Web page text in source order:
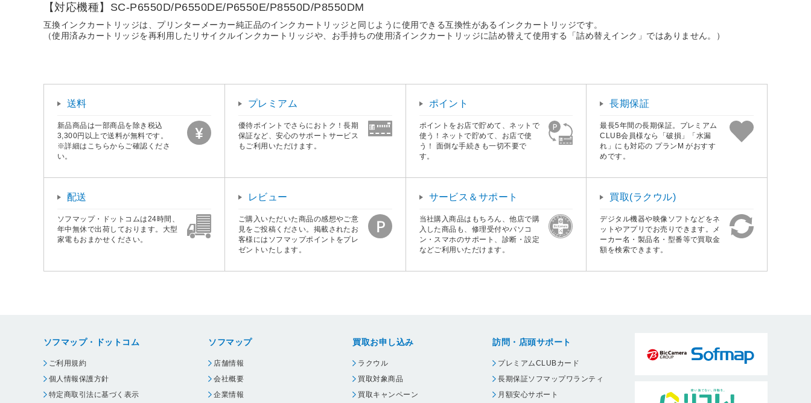
【対応機種】SC-P6550D/P6550DE/P6550E/P8550D/P8550DM
互換インクカートリッジは、プリンターメーカー純正品のインクカートリッジと同じように使用できる互換性があるインクカートリッジです。
（使用済みカートリッジを再利用したリサイクルインクカートリッジや、お手持ちの使用済インクカートリッジに詰め替えて使用する「詰め替えインク」ではありません。）
送料
新品商品は一部商品を除き税込
3,300円以上で送料が無料です。
※詳細はこちらからご確認くださ
い。
プレミアム
優待ポイントでさらにおトク！長期
保証など、安心のサポートサービス
もご利用いただけます。
ポイント
ポイントをお店で貯めて、ネットで
使う！ネットで貯めて、お店で使
う！ 面倒な手続きも一切不要で
す。
長期保証
最長5年間の長期保証。プレミアム
CLUB会員様なら「破損」「水漏
れ」にも対応の プランM がおすす
めです。
配送
ソフマップ・ドットコムは24時間、
年中無休で出荷しております。大型
家電もおまかせください。
レビュー
ご購入いただいた商品の感想やご意
見をご投稿ください。掲載されたお
客様にはソフマップポイントをプレ
ゼントいたします。
サービス＆サポート
当社購入商品はもちろん、他店で購
入した商品も、修理受付やパソコ
ン・スマホのサポート、診断・設定
などご利用いただけます。
買取(ラクウル)
デジタル機器や映像ソフトなどをネ
ットやアプリでお売りできます。メ
ーカー名・製品名・型番等で買取金
額を検索できます。
ソフマップ・ドットコム
ご利用規約
個人情報保護方針
特定商取引法に基づく表示
ソフマップ
店舗情報
会社概要
企業情報
買取お申し込み
ラクウル
買取対象商品
買取キャンペーン
訪問・店頭サポート
プレミアムCLUBカード
長期保証ソフマップワランティ
月額安心サポート